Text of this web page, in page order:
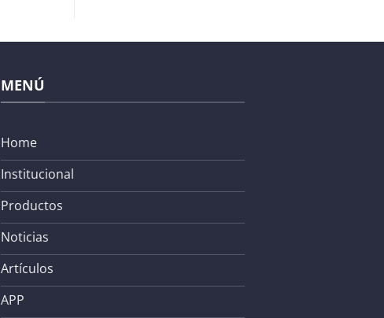
MENÚ
Home
Institucional
Productos
Noticias
Artículos
APP